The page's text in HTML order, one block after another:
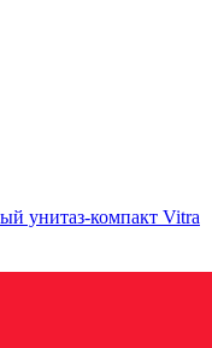
унитаз-компакт Vitra